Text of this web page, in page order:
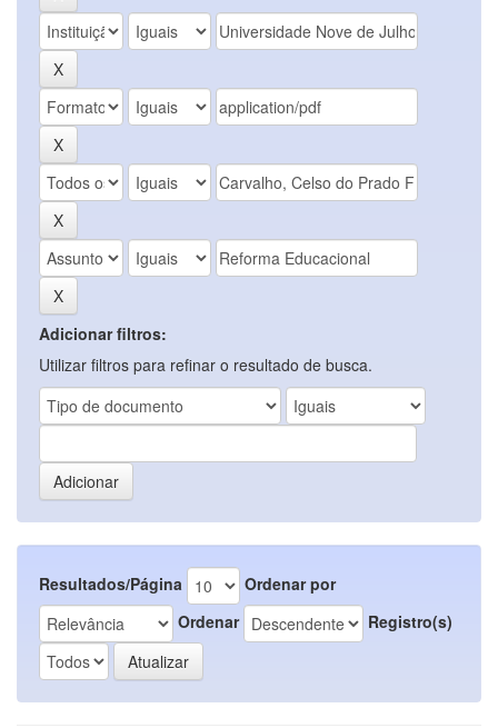
Adicionar filtros:
Utilizar filtros para refinar o resultado de busca.
Resultados/Página
Ordenar por
Ordenar
Registro(s)